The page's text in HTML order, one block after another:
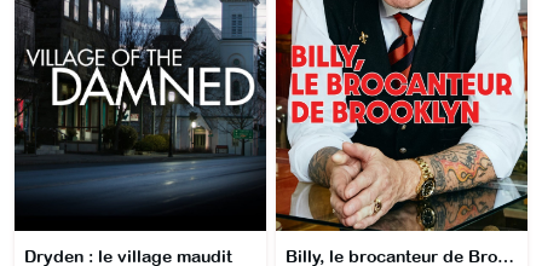
Dryden : le village maudit Billy, le brocanteur de Brooklyn